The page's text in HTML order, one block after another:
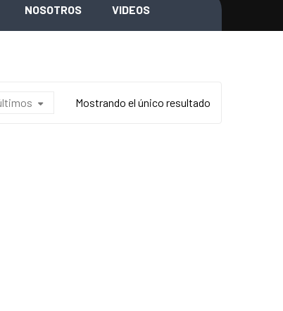
NOSOTROS VIDEOS
Mostrando el único resultado